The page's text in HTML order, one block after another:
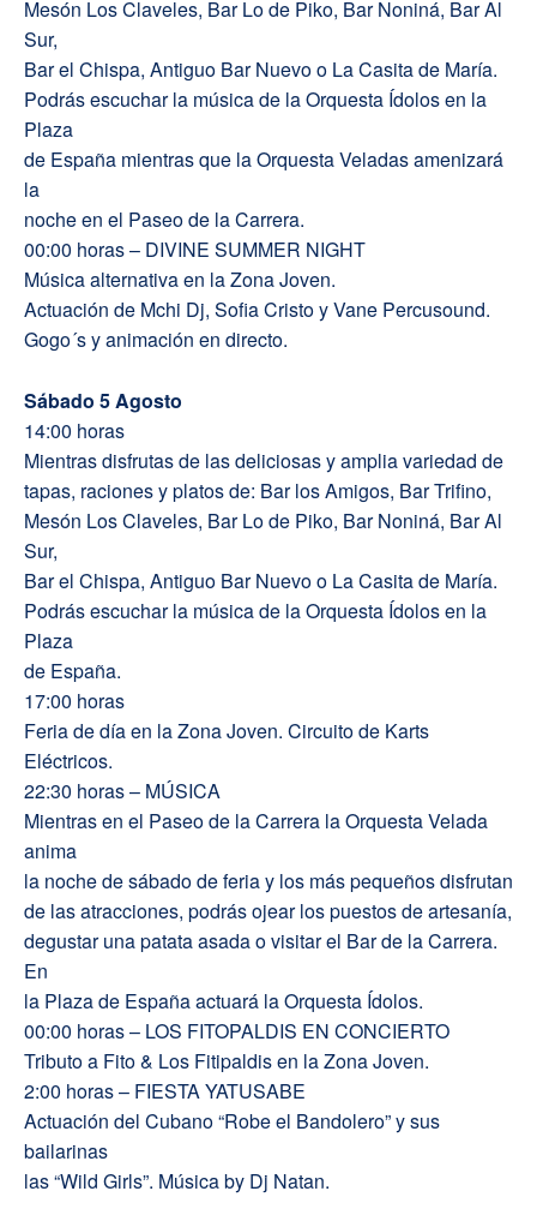
Mesón Los Claveles, Bar Lo de Piko, Bar Noniná, Bar Al
Sur,
Bar el Chispa, Antiguo Bar Nuevo o La Casita de María.
Podrás escuchar la música de la Orquesta Ídolos en la
Plaza
de España mientras que la Orquesta Veladas amenizará
la
noche en el Paseo de la Carrera.
00:00 horas – DIVINE SUMMER NIGHT
Música alternativa en la Zona Joven.
Actuación de Mchi Dj, Sofia Cristo y Vane Percusound.
Gogo´s y animación en directo.
Sábado 5 Agosto
14:00 horas
Mientras disfrutas de las deliciosas y amplia variedad de
tapas, raciones y platos de: Bar los Amigos, Bar Trifino,
Mesón Los Claveles, Bar Lo de Piko, Bar Noniná, Bar Al
Sur,
Bar el Chispa, Antiguo Bar Nuevo o La Casita de María.
Podrás escuchar la música de la Orquesta Ídolos en la
Plaza
de España.
17:00 horas
Feria de día en la Zona Joven. Circuito de Karts
Eléctricos.
22:30 horas – MÚSICA
Mientras en el Paseo de la Carrera la Orquesta Velada
anima
la noche de sábado de feria y los más pequeños disfrutan
de las atracciones, podrás ojear los puestos de artesanía,
degustar una patata asada o visitar el Bar de la Carrera.
En
la Plaza de España actuará la Orquesta Ídolos.
00:00 horas – LOS FITOPALDIS EN CONCIERTO
Tributo a Fito & Los Fitipaldis en la Zona Joven.
2:00 horas – FIESTA YATUSABE
Actuación del Cubano “Robe el Bandolero” y sus
bailarinas
las “Wild Girls”. Música by Dj Natan.